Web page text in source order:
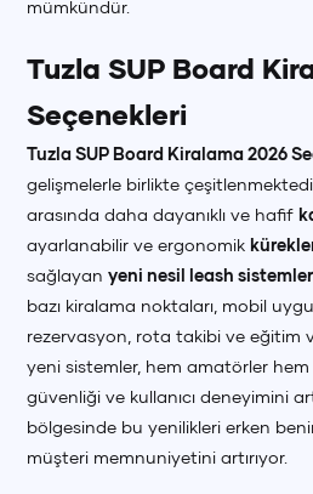
mümkündür.
Tuzla SUP Board
Seçenekleri
Tuzla SUP Board Kiralama 2026
gelişmelerle birlikte
arasında daha dayanıklı ve hafif
ayarlanabilir ve ergonomik
sağlayanyeni nesil leash
bazı kiralama noktaları, mobil
rezervasyon, rota takibi ve eğitim
yeni sistemler, hem amatörler
güvenliği ve kullanıcı deneyimini
bölgesinde bu yenilikleri erken
müşteri memnuniyetini artırıyor.